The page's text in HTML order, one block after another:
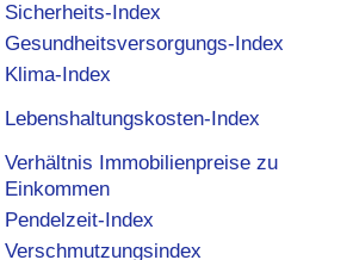
Sicherheits-Index
Gesundheitsversorgungs-Index
Klima-Index
Lebenshaltungskosten-Index
Verhältnis Immobilienpreise zu
Einkommen
Pendelzeit-Index
Verschmutzungsindex
Kriminalitäts-Index (aktuell)
Kriminalitäts-Index
Gesundheitsversorgung